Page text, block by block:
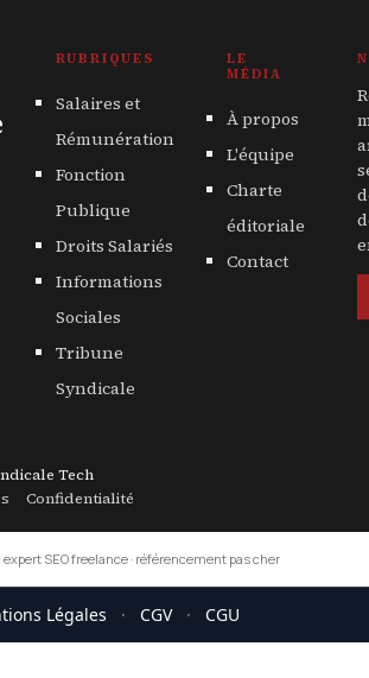
RUBRIQUES
Salaires et
Rémunération
Fonction
Publique
Droits Salariés
Informations
Sociales
Tribune
Syndicale
LE
MÉDIA
À propos
L'équipe
Charte
éditoriale
Contact
Tech
Confidentialité
expert SEO freelance· référencement pas cher
Légales · CGV · CGU